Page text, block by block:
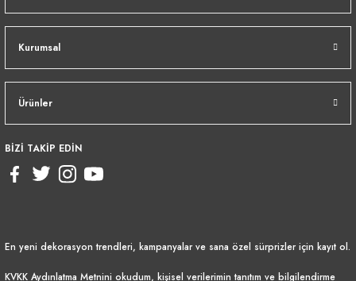
Kurumsal
Ürünler
BİZİ TAKİP EDİN
En yeni dekorasyon trendleri, kampanyalar ve sana özel sürprizler için kayıt ol.
KVKK Aydınlatma Metnini okudum, kişisel verilerimin tanıtım ve bilgilendirme